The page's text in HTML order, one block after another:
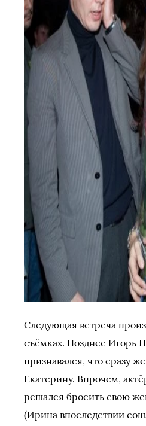
Следующая встреча
съёмках. Позднее Игорь
признавался, что сразу
Екатерину. Впрочем,
решался бросить свою
(Ирина впоследствии